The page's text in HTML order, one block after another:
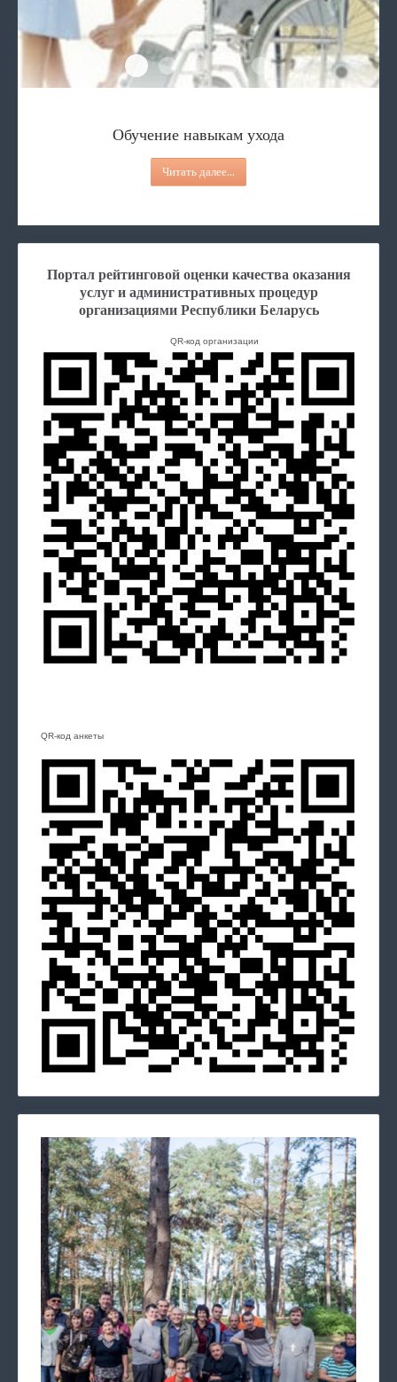
Обучение навыкам ухода
Услуга няниУслуга дневной присмотр
Услуги дневного
Услуга персонального
Обучение навыкам ухода
Читать далее...
Портал рейтинговой оценки качества оказания
услуг и административных процедур
организациями Республики Беларусь
QR-код организации
QR-код анкеты